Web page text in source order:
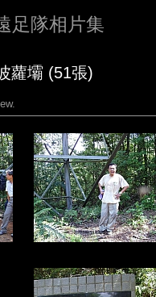
足隊相片集
蘿壩 (51張)